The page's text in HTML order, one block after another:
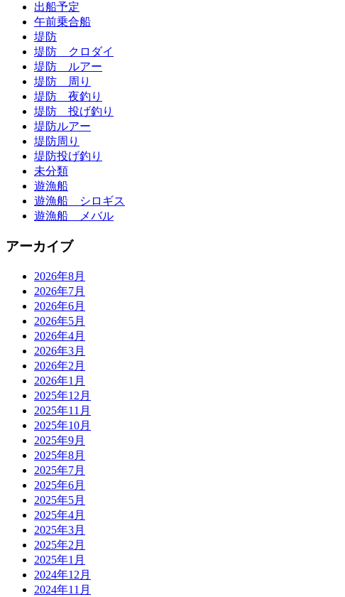
出船予定
午前乗合船
堤防
堤防 クロダイ
堤防 ルアー
堤防 周り
堤防 夜釣り
堤防 投げ釣り
堤防ルアー
堤防周り
堤防投げ釣り
未分類
遊漁船
遊漁船 シロギス
遊漁船 メバル
アーカイブ
2026年8月
2026年7月
2026年6月
2026年5月
2026年4月
2026年3月
2026年2月
2026年1月
2025年12月
2025年11月
2025年10月
2025年9月
2025年8月
2025年7月
2025年6月
2025年5月
2025年4月
2025年3月
2025年2月
2025年1月
2024年12月
2024年11月